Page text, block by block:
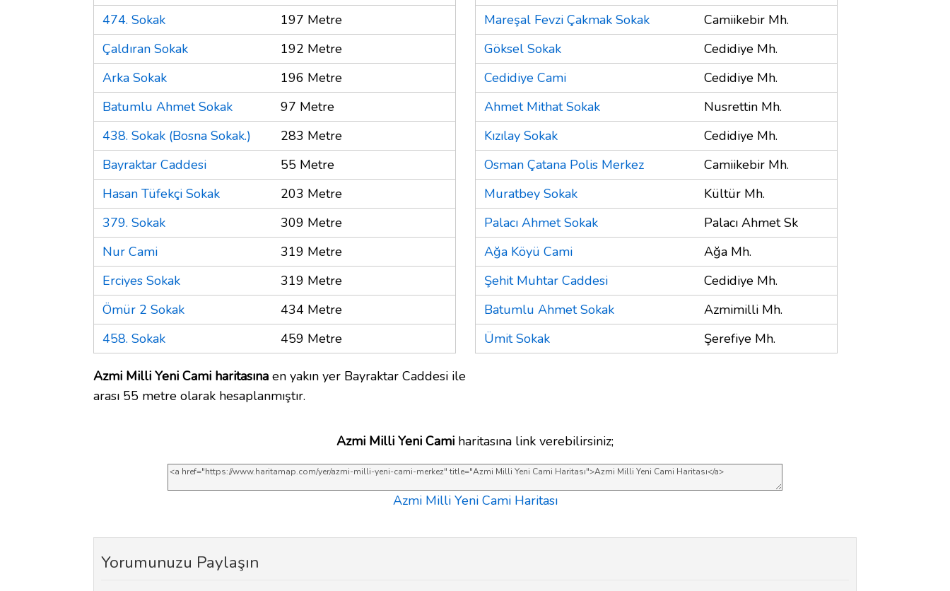
474. Sokak
197 Metre
Çaldıran Sokak
192 Metre
Arka Sokak
196 Metre
Batumlu Ahmet Sokak
97 Metre
438. Sokak (Bosna Sokak.)
283 Metre
Bayraktar Caddesi
55 Metre
Hasan Tüfekçi Sokak
203 Metre
379. Sokak
309 Metre
Nur Cami
319 Metre
Erciyes Sokak
319 Metre
Ömür 2 Sokak
434 Metre
458. Sokak
459 Metre
Azmi Milli Yeni Cami haritasına en yakın yer Bayraktar Caddesi ile
arası 55 metre olarak hesaplanmıştır.
Mareşal Fevzi Çakmak Sokak
Camiikebir Mh.
Göksel Sokak
Cedidiye Mh.
Cedidiye Cami
Cedidiye Mh.
Ahmet Mithat Sokak
Nusrettin Mh.
Kızılay Sokak
Cedidiye Mh.
Osman Çatana Polis Merkez
Camiikebir Mh.
Muratbey Sokak
Kültür Mh.
Palacı Ahmet Sokak
Palacı Ahmet Sk
Ağa Köyü Cami
Ağa Mh.
Şehit Muhtar Caddesi
Cedidiye Mh.
Batumlu Ahmet Sokak
Azmimilli Mh.
Ümit Sokak
Şerefiye Mh.
Azmi Milli Yeni Cami haritasına link verebilirsiniz;
Azmi Milli Yeni Cami Haritası
Yorumunuzu Paylaşın